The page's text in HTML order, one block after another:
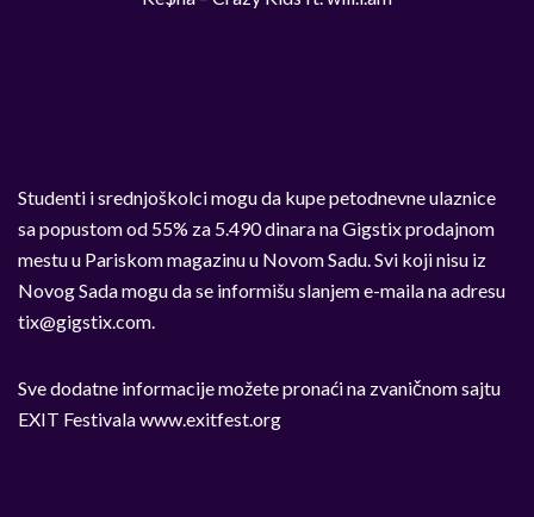
Studenti i srednjoškolci mogu da kupe petodnevne ulaznice
sa popustom od 55% za 5.490 dinara na Gigstix prodajnom
mestu u Pariskom magazinu u Novom Sadu. Svi koji nisu iz
Novog Sada mogu da se informišu slanjem e-maila na adresu
tix@gigstix.com
Sve dodatne informacije možete pronaći na zvaničnom sajtu
EXIT Festivala www.exitfest.org